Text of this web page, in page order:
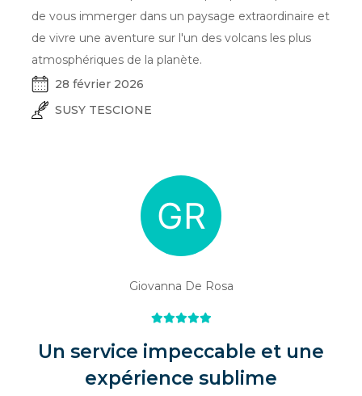
de vous immerger dans un paysage extraordinaire et
de vivre une aventure sur l'un des volcans les plus
atmosphériques de la planète.
28 février 2026
SUSY TESCIONE
Giovanna De Rosa
Un service impeccable et une
expérience sublime